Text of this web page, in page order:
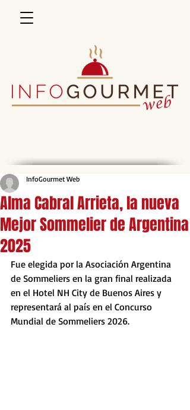
Alma Cabral Arrieta, la nueva
Mejor Sommelier de Argentina
2025
InfoGourmet Web
Fue elegida por la Asociación Argentina
de Sommeliers en la gran final realizada
en el Hotel NH City de Buenos Aires y
representará al país en el Concurso
Mundial de Sommeliers 2026.